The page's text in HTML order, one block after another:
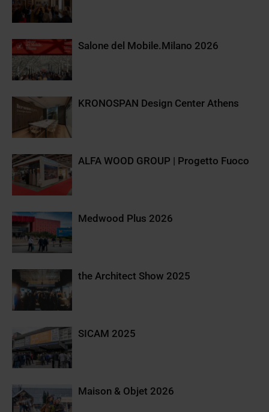
Salone del Mobile.Milano 2026
KRONOSPAN Design Center Athens
ALFA WOOD GROUP | Progetto Fuoco
Medwood Plus 2026
the Architect Show 2025
SICAM 2025
Maison & Objet 2026